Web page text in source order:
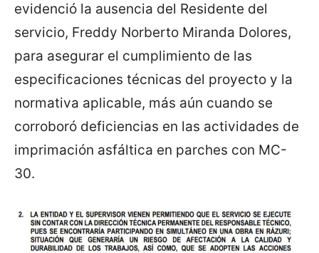
evidenció la ausencia del Residente del
servicio, Freddy Norberto Miranda Dolores,
para asegurar el cumplimiento de las
especificaciones técnicas del proyecto y la
normativa aplicable, más aún cuando se
corroboró deficiencias en las actividades de
imprimación asfáltica en parches con MC-
30.